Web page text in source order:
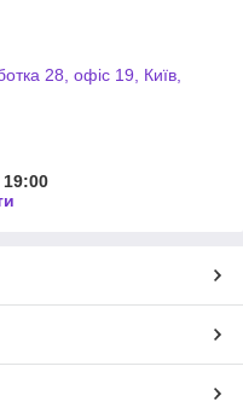
28, офіс 19, Київ,